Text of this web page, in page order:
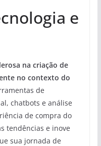
e
na criação de
no contexto do
de
chatbots e análise
de compra do
tendências e inove
sua jornada de